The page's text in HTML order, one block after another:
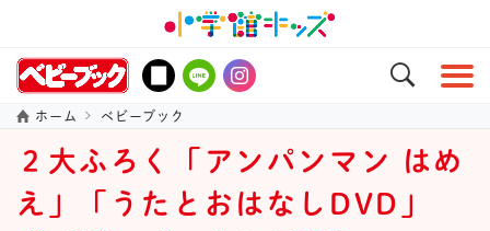
ホーム ベビーブック
２大ふろく「アンパンマン はめ
え」「うたとおはなしDVD」